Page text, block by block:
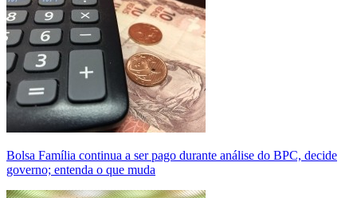
Bolsa Família continua a ser pago durante análise do BPC, decide
governo; entenda o que muda